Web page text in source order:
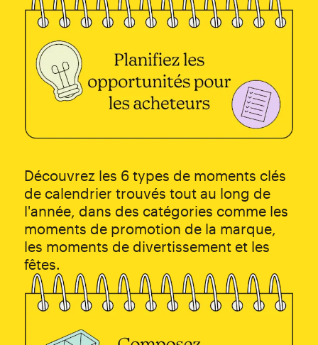
Découvrez les 6 types de moments clés
de calendrier trouvés tout au long de
l'année, dans des catégories comme les
moments de promotion de la marque,
les moments de divertissement et les
fêtes.